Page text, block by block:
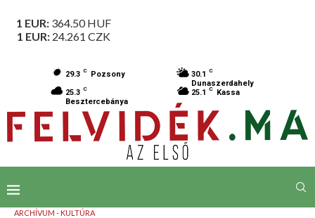
1 EUR: 364.50HUF
1 EUR: 24.261 CZK
29.3 C Pozsony 30.1 C
Dunaszerdahely
25.3 C
Besztercebánya
25.1 C Kassa
ARCHÍVUM - KULTÚRA